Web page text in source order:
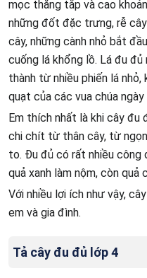
mọc thẳng tắp và cao
những đốt đặc trưng, rễ
cây, những cành nhỏ bắt
cuống lá khổng lồ. Lá đu
thành từ nhiều phiến lá
quạt của các vua chúa ngày
Em thích nhất là khi cây đu
chi chít từ thân cây, từ
to. Đu đủ có rất nhiều công
quả xanh làm nộm, còn quả
Với nhiều lợi ích như vậy,
em và gia đình.
Tả cây đu đủ lớp 4